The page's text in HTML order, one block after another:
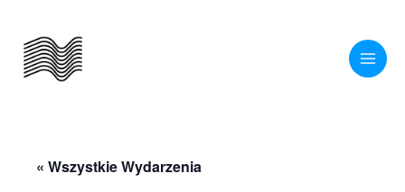
treści
« Wszystkie Wydarzenia